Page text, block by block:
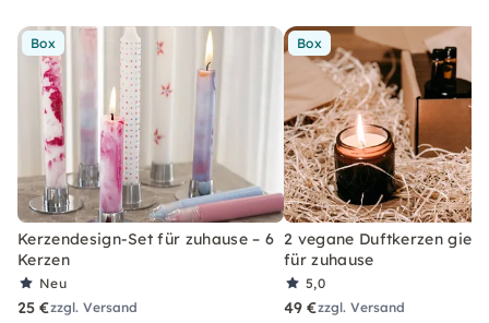
Box
Kerzendesign-Set für zuhause – 6
Kerzen
Neu
25 €zzgl. Versand
Box
2 vegane Duftkerzen
für zuhause
5,0
49 €zzgl. Versand